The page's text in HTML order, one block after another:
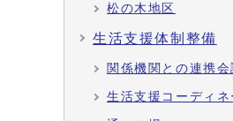
松の木地区
生活支援体制整備
関係機関との連携会
生活支援コーディネ